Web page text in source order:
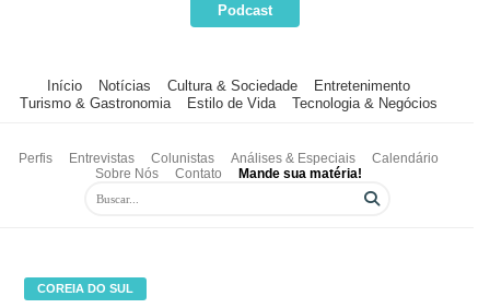
Podcast
Início Notícias Cultura & Sociedade
Entretenimento
Turismo & Gastronomia
Estilo de Vida Tecnologia & Negócios
Perfis Entrevistas Colunistas Análises & Especiais
Calendário
Sobre Nós
Contato Mande sua matéria!
COREIA DO SUL